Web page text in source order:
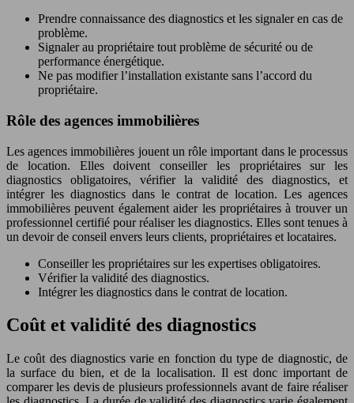
Prendre connaissance des diagnostics et les signaler en cas de
problème.
Signaler au propriétaire tout problème de sécurité ou de
performance énergétique.
Ne pas modifier l’installation existante sans l’accord du
propriétaire.
Rôle des agences immobilières
Les agences immobilières jouent un rôle important dans le processus
de location. Elles doivent conseiller les propriétaires sur les
diagnostics obligatoires, vérifier la validité des diagnostics, et
intégrer les diagnostics dans le contrat de location. Les agences
immobilières peuvent également aider les propriétaires à trouver un
professionnel certifié pour réaliser les diagnostics. Elles sont tenues à
un devoir de conseil envers leurs clients, propriétaires et locataires.
Conseiller les propriétaires sur les expertises obligatoires.
Vérifier la validité des diagnostics.
Intégrer les diagnostics dans le contrat de location.
Coût et validité des diagnostics
Le coût des diagnostics varie en fonction du type de diagnostic, de
la surface du bien, et de la localisation. Il est donc important de
comparer les devis de plusieurs professionnels avant de faire réaliser